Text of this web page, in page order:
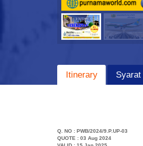
Itinerary Syarat
Q. NO : PWB/2024/9.P.UP-03
QUOTE : 03 Aug 2024